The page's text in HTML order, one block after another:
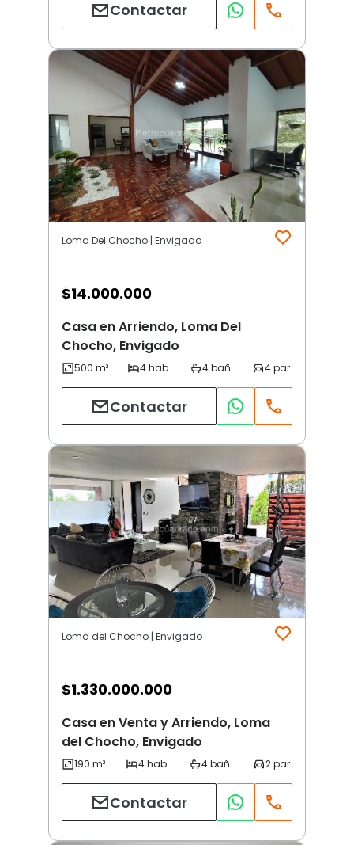
Contactar
Loma Del Chocho | Envigado
$14.000.000
Casa en Arriendo, Loma Del
Chocho, Envigado
Contactar
Loma del Chocho | Envigado
$1.330.000.000
Casa en Venta y Arriendo, Loma
del Chocho, Envigado
Contactar